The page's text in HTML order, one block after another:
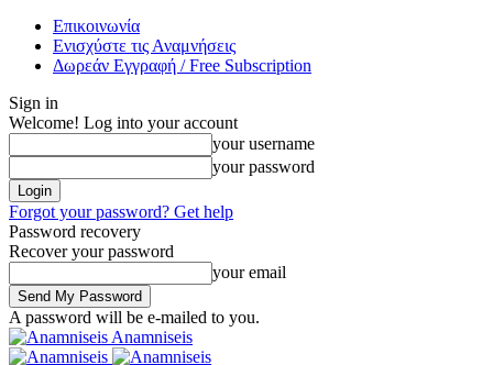
Επικοινωνία
Ενισχύστε τις Αναμνήσεις
Δωρεάν Εγγραφή / Free Subscription
Sign in
Welcome! Log into your account
your username
your password
Forgot your password? Get help
Password recovery
Recover your password
your email
A password will be e-mailed to you.
Anamniseis